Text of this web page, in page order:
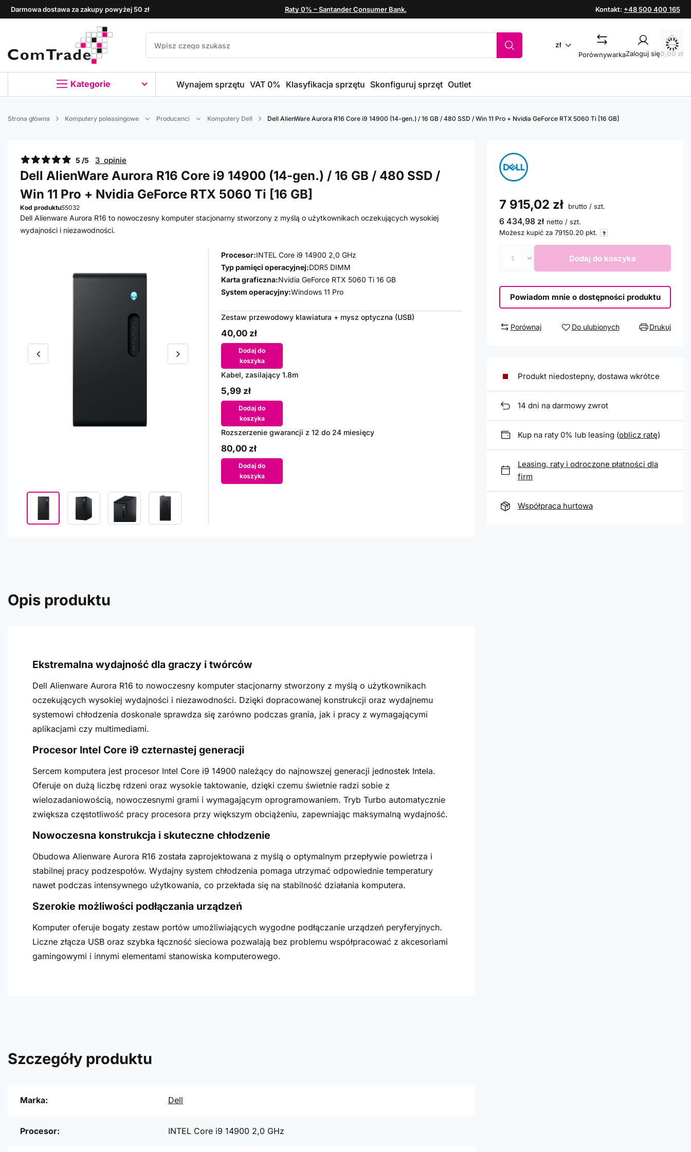
Darmowa dostawa za zakupy powyżej 50 zł Raty 0% – Santander Consumer Bank. Kontakt: +48 500 400 165
zł
PorównywarkaZaloguj się0,00 zł
Kategorie Wynajem sprzętu VAT 0% Klasyfikacja sprzętu Skonfiguruj sprzęt Outlet
Strona główna Komputery poleasingowe Producenci Komputery Dell Dell AlienWare Aurora R16 Core i9 14900 (14-gen.) / 16 GB / 480 SSD / Win 11 Pro + Nvidia GeForce RTX 5060 Ti [16 GB]
5 /5 3 opinie
Dell AlienWare Aurora R16 Core i9 14900 (14-gen.) / 16 GB / 480 SSD /
Win 11 Pro + Nvidia GeForce RTX 5060 Ti [16 GB]
Kod produktu55032
Dell Alienware Aurora R16 to nowoczesny komputer stacjonarny stworzony z myślą o użytkownikach oczekujących wysokiej
wydajności i niezawodności.
Procesor:INTEL Core i9 14900 2,0 GHz
Typ pamięci operacyjnej:DDR5 DIMM
Karta graficzna:Nvidia GeForce RTX 5060 Ti 16 GB
System operacyjny:Windows 11 Pro
Zestaw przewodowy klawiatura + mysz optyczna (USB)
40,00 zł
Dodaj do
koszyka
Kabel, zasilający 1.8m
5,99 zł
Dodaj do
koszyka
Rozszerzenie gwarancji z 12 do 24 miesięcy
80,00 zł
Dodaj do
koszyka
7 915,02 zł brutto / szt.
6 434,98 zł netto / szt.
Możesz kupić za 79150.20 pkt.
Dodaj do koszyka
Powiadom mnie o dostępności produktu
Porównaj Do ulubionych Drukuj
Produkt niedostepny, dostawa wkrótce
14 dni na darmowy zwrot
Kup na raty 0% lub leasing (oblicz ratę)
Leasing, raty i odroczone płatności dla
firm
Współpraca hurtowa
Opis produktu
Ekstremalna wydajność dla graczy i twórców
Dell Alienware Aurora R16 to nowoczesny komputer stacjonarny stworzony z myślą o użytkownikach
oczekujących wysokiej wydajności i niezawodności. Dzięki dopracowanej konstrukcji oraz wydajnemu
systemowi chłodzenia doskonale sprawdza się zarówno podczas grania, jak i pracy z wymagającymi
aplikacjami czy multimediami.
Procesor Intel Core i9 czternastej generacji
Sercem komputera jest procesor Intel Core i9 14900 należący do najnowszej generacji jednostek Intela.
Oferuje on dużą liczbę rdzeni oraz wysokie taktowanie, dzięki czemu świetnie radzi sobie z
wielozadaniowością, nowoczesnymi grami i wymagającym oprogramowaniem. Tryb Turbo automatycznie
zwiększa częstotliwość pracy procesora przy większym obciążeniu, zapewniając maksymalną wydajność.
Nowoczesna konstrukcja i skuteczne chłodzenie
Obudowa Alienware Aurora R16 została zaprojektowana z myślą o optymalnym przepływie powietrza i
stabilnej pracy podzespołów. Wydajny system chłodzenia pomaga utrzymać odpowiednie temperatury
nawet podczas intensywnego użytkowania, co przekłada się na stabilność działania komputera.
Szerokie możliwości podłączania urządzeń
Komputer oferuje bogaty zestaw portów umożliwiających wygodne podłączanie urządzeń peryferyjnych.
Liczne złącza USB oraz szybka łączność sieciowa pozwalają bez problemu współpracować z akcesoriami
gamingowymi i innymi elementami stanowiska komputerowego.
Szczegóły produktu
Marka: Dell
Procesor: INTEL Core i9 14900 2,0 GHz